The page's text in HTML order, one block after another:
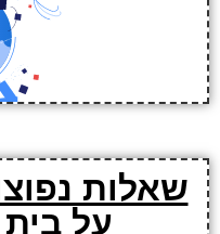
שאלות
על